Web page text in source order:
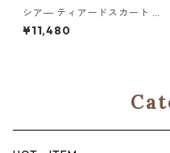
シア― ティアードスカート M
2col 250413
¥11,480